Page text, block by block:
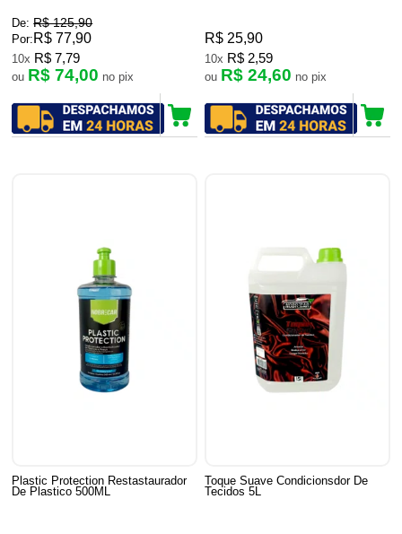
De: R$ 125,90
Por: R$ 77,90
10x R$ 7,79
ou R$ 74,00 no pix
R$ 25,90
10x R$ 2,59
ou R$ 24,60 no pix
Plastic Protection Restastaurador
De Plastico 500ML
Toque Suave Condicionsdor De
Tecidos 5L